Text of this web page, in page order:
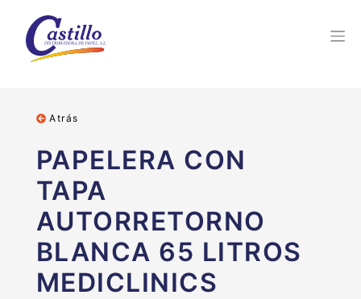
Atrás
PAPELERA CON
TAPA
AUTORRETORNO
BLANCA 65 LITROS
MEDICLINICS